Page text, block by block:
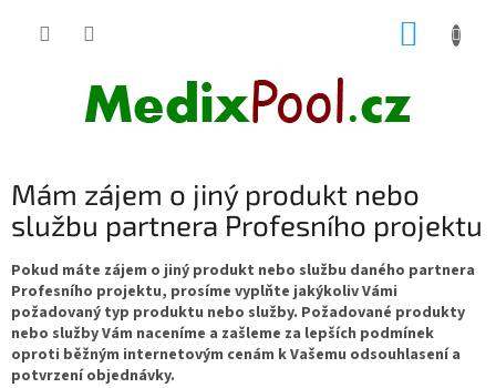
Mám zájem o jiný produkt nebo
službu partnera Profesního projektu
Pokud máte zájem o jiný produkt nebo službu daného partnera
Profesního projektu, prosíme vyplňte jakýkoliv Vámi
požadovaný typ produktu nebo služby. Požadované produkty
nebo služby Vám naceníme a zašleme za lepších podmínek
oproti běžným internetovým cenám k Vašemu odsouhlasení a
potvrzení objednávky.